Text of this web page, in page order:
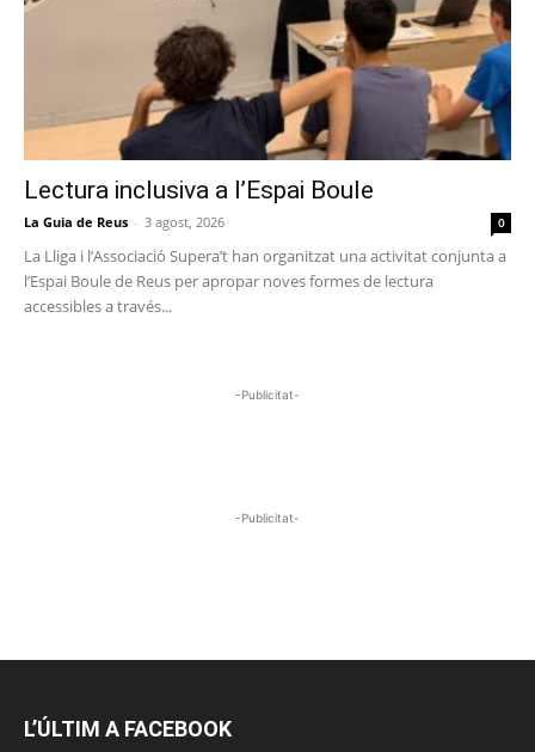
Lectura inclusiva a l’Espai Boule
La Guia de Reus - 3 agost, 2026 0
La Lliga i l’Associació Supera’t han organitzat una activitat conjunta a
l’Espai Boule de Reus per apropar noves formes de lectura
accessibles a través...
-Publicitat-
-Publicitat-
L’ÚLTIM A FACEBOOK